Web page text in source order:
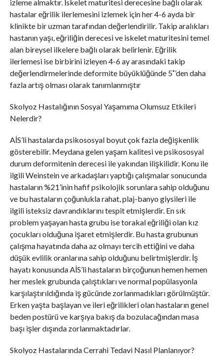
izleme almaktır. İskelet maturitesi derecesine bağlı olarak
hastalar eğrilik ilerlemesini izlemek için her 4-6 ayda bir
klinikte bir uzman tarafından değerlendirilir. Takip aralıkları
hastanın yaşı, eğriliğin derecesi ve iskelet maturitesini temel
alan bireysel ilkelere bağlı olarak belirlenir. Eğrilik
ilerlemesi ise birbirini izleyen 4-6 ay arasındaki takip
değerlendirmelerinde deformite büyüklüğünde 5˚’den daha
fazla artış olması olarak tanımlanmıştır
Skolyoz Hastalığının Sosyal Yaşamıma Olumsuz Etkileri
Nelerdir?
AİS’li hastalarda psikososyal boyut çok fazla değişkenlik
gösterebilir. Meydana gelen yaşam kalitesi ve psikososyal
durum deformitenin derecesi ile yakından ilişkilidir. Konu ile
ilgili Weinstein ve arkadaşları yaptığı çalışmalar sonucunda
hastaların %21’inin hafif psikolojik sorunlara sahip olduğunu
ve bu hastaların çoğunlukla rahat, plaj-banyo giysileri ile
ilgili isteksiz davrandıklarını tespit etmişlerdir. En sık
problem yaşayan hasta grubu ise torakal eğriliği olan kız
çocukları olduğuna işaret etmişlerdir. Bu hasta grubunun
çalışma hayatında daha az olmayı tercih ettiğini ve daha
düşük evlilik oranlarına sahip olduğunu belirtmişlerdir. İş
hayatı konusunda AİS’li hastaların birçoğunun hemen hemen
her meslek grubunda çalıştıkları ve normal popülasyonla
karşılaştırıldığında iş gücünde zorlanmadıkları görülmüştür.
Erken yaşta başlayan ve ileri eğrilikleri olan hastaların genel
beden postürü ve karşıya bakış da bozulacağından masa
başı işler dışında zorlanmaktadırlar.
Skolyoz Hastalarında Cerrahi Tedavi Nasıl Planlanıyor?